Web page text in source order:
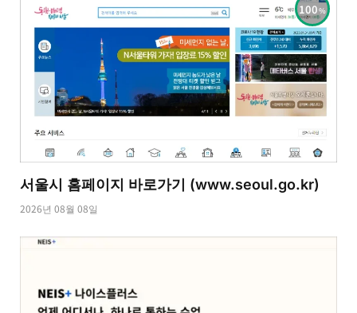
100
서울시 홈페이지 바로가기 (www.seoul.go.kr)
2026년 08월 08일